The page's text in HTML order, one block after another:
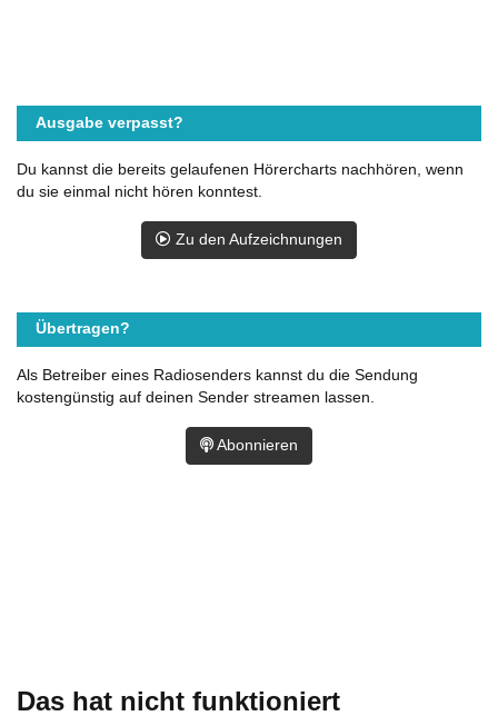
Das hat nicht funktioniert
Ausgabe verpasst?
Du kannst die bereits gelaufenen Hörercharts nachhören, wenn
du sie einmal nicht hören konntest.
Zu den Aufzeichnungen
Übertragen?
Als Betreiber eines Radiosenders kannst du die Sendung
kostengünstig auf deinen Sender streamen lassen.
Abonnieren